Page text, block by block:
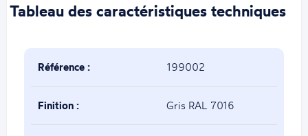
Tableau des caractéristiques techniques
Référence : 199002
Finition : Gris RAL 7016